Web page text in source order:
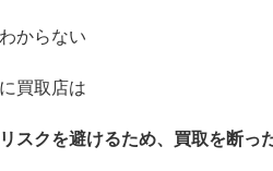
からない
買取店は
スクを避けるため、買取を断っ